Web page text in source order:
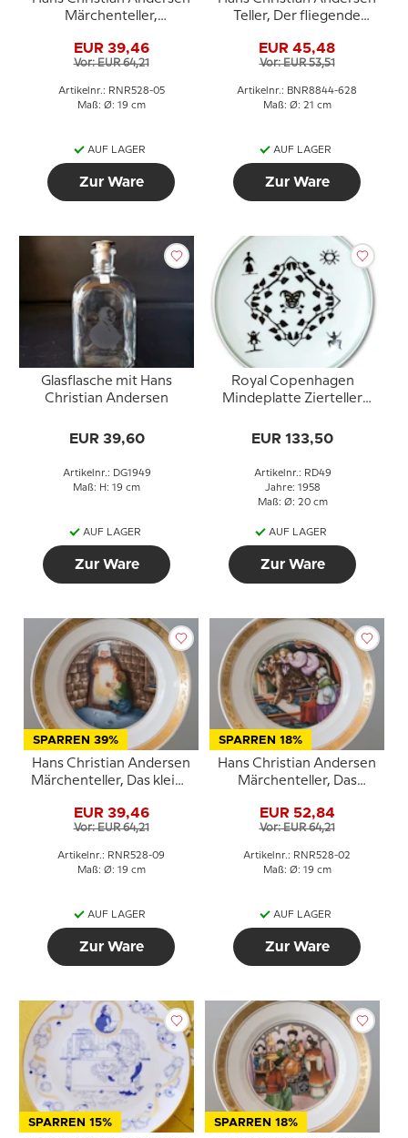
Märchenteller,
Copenhagen
EUR 39,46
Vor: EUR 64,21
Artikelnr.: RNR528-05
Maß: Ø: 19 cm
AUF LAGER
Zur Ware
Teller, Der fliegende
EUR 45,48
Vor: EUR 53,51
Artikelnr.: BNR8844-628
Maß: Ø: 21 cm
AUF LAGER
Zur Ware
Glasflasche mit Hans
Christian Andersen
EUR 39,60
Artikelnr.: DG1949
Maß: H: 19 cm
AUF LAGER
Zur Ware
Royal Copenhagen
Mindeplatte Zierteller
Andersen
EUR 133,50
Artikelnr.: RD49
Jahre: 1958
Maß: Ø: 20 cm
AUF LAGER
Zur Ware
SPARREN 39%
Hans Christian Andersen
Märchenteller, Das kleine
Schwefelhölzern, Royal
Copenhagen
EUR 39,46
Vor: EUR 64,21
Artikelnr.: RNR528-09
Maß: Ø: 19 cm
AUF LAGER
Zur Ware
SPARREN 18%
Hans Christian Andersen
Märchenteller, Das
Copenhagen
EUR 52,84
Vor: EUR 64,21
Artikelnr.: RNR528-02
Maß: Ø: 19 cm
AUF LAGER
Zur Ware
SPARREN 15% SPARREN 18%